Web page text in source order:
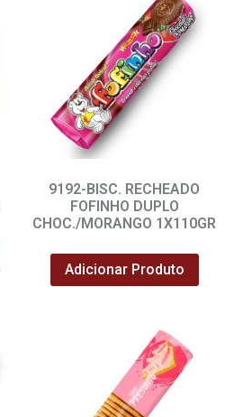
9192-BISC. RECHEADO
FOFINHO DUPLO
CHOC./MORANGO 1X110GR
Adicionar Produto